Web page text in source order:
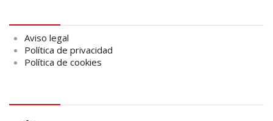
Aviso legal
Política de privacidad
Política de cookies